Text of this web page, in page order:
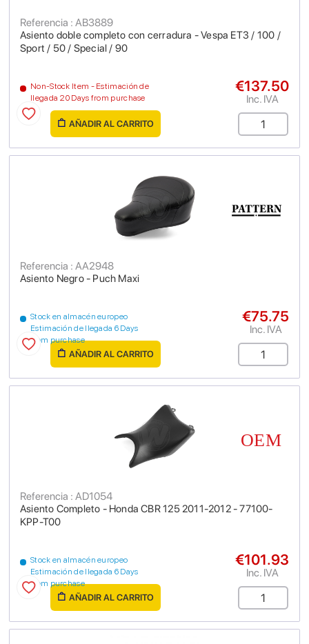
Asiento doble completo con cerradura - Vespa ET3 / 100 /
Sport / 50 / Special / 90
Referencia : AB3889
Non-Stock Item - Estimación de
llegada 20 Days from purchase
€137.50
Inc. IVA
AÑADIR AL CARRITO
Asiento Negro - Puch Maxi
Referencia : AA2948
Stock en almacén europeo
Estimación de llegada 6 Days
from purchase
€75.75
Inc. IVA
AÑADIR AL CARRITO
Asiento Completo - Honda CBR 125 2011-2012 - 77100-
KPP-T00
Referencia : AD1054
Stock en almacén europeo
Estimación de llegada 6 Days
from purchase
€101.93
Inc. IVA
AÑADIR AL CARRITO